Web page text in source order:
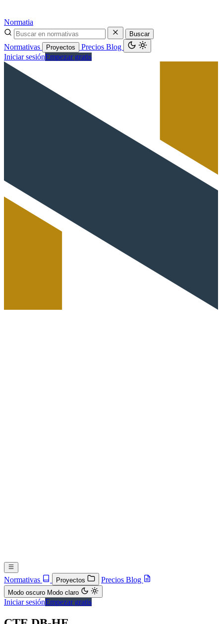
Normatia
Buscar
Normativas Proyectos Precios Blog
Iniciar sesiónEmpezar gratis
Normativas Proyectos Precios Blog
Modo oscuro Modo claro
Iniciar sesiónEmpezar gratis